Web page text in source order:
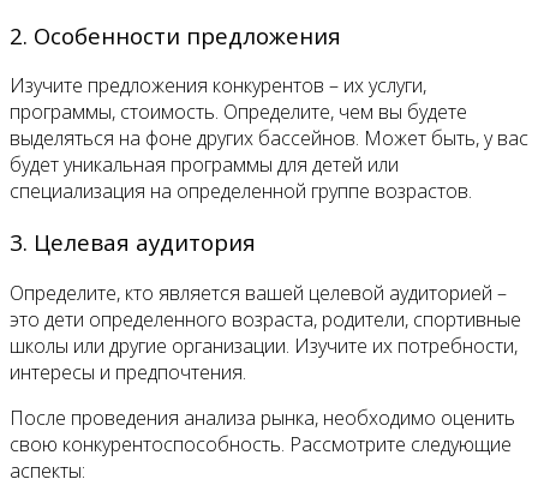
2. Особенности предложения
Изучите предложения конкурентов – их услуги,
программы, стоимость. Определите, чем вы будете
выделяться на фоне других бассейнов. Может быть, у вас
будет уникальная программы для детей или
специализация на определенной группе возрастов.
3. Целевая аудитория
Определите, кто является вашей целевой аудиторией –
это дети определенного возраста, родители, спортивные
школы или другие организации. Изучите их потребности,
интересы и предпочтения.
После проведения анализа рынка, необходимо оценить
свою конкурентоспособность. Рассмотрите следующие
аспекты: